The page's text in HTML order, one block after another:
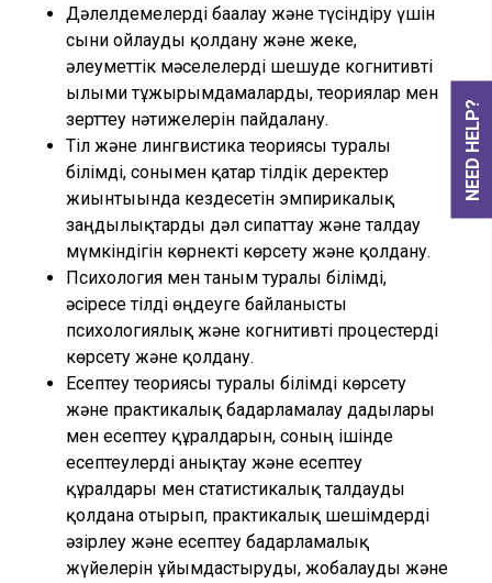
NEED HELP?
Дәлелдемелерді бағалау және түсіндіру үшін
сыни ойлауды қолдану және жеке,
әлеуметтік мәселелерді шешуде когнитивті
ғылыми тұжырымдамаларды, теориялар мен
зерттеу нәтижелерін пайдалану.
Тіл және лингвистика теориясы туралы
білімді, сонымен қатар тілдік деректер
жиынтығында кездесетін эмпирикалық
заңдылықтарды дәл сипаттау және талдау
мүмкіндігін көрнекті көрсету және қолдану.
Психология мен таным туралы білімді,
әсіресе тілді өңдеуге байланысты
психологиялық және когнитивті процестерді
көрсету және қолдану.
Есептеу теориясы туралы білімді көрсету
және практикалық бағдарламалау дағдылары
мен есептеу құралдарын, соның ішінде
есептеулерді анықтау және есептеу
құралдары мен статистикалық талдауды
қолдана отырып, практикалық шешімдерді
әзірлеу және есептеу бағдарламалық
жүйелерін ұйымдастыруды, жобалауды және